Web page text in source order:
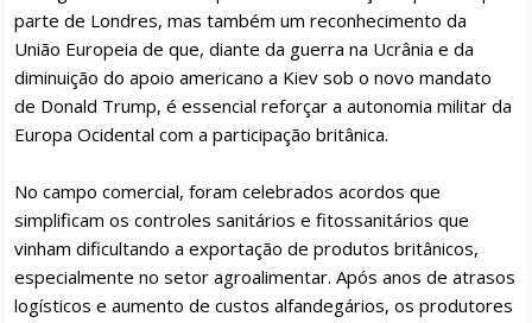
parte de Londres, mas também um reconhecimento da
União Europeia de que, diante da guerra na Ucrânia e da
diminuição do apoio americano a Kiev sob o novo mandato
de Donald Trump, é essencial reforçar a autonomia militar da
Europa Ocidental com a participação britânica.
No campo comercial, foram celebrados acordos que
simplificam os controles sanitários e fitossanitários que
vinham dificultando a exportação de produtos britânicos,
especialmente no setor agroalimentar. Após anos de atrasos
logísticos e aumento de custos alfandegários, os produtores